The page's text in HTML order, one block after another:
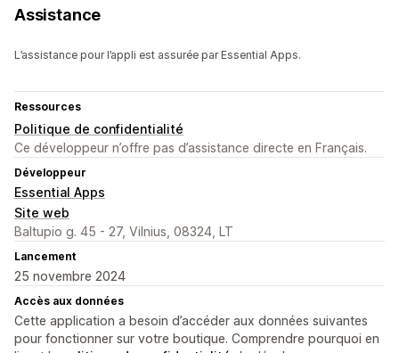
Assistance
L’assistance pour l’appli est assurée par Essential Apps.
Ressources
Politique de confidentialité
Ce développeur n’offre pas d’assistance directe en Français.
Développeur
Essential Apps
Site web
Baltupio g. 45 - 27, Vilnius, 08324, LT
Lancement
25 novembre 2024
Accès aux données
Cette application a besoin d’accéder aux données suivantes
pour fonctionner sur votre boutique. Comprendre pourquoi en